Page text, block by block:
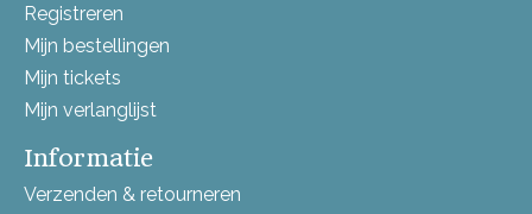
Registreren
Mijn bestellingen
Mijn tickets
Mijn verlanglijst
Informatie
Verzenden & retourneren